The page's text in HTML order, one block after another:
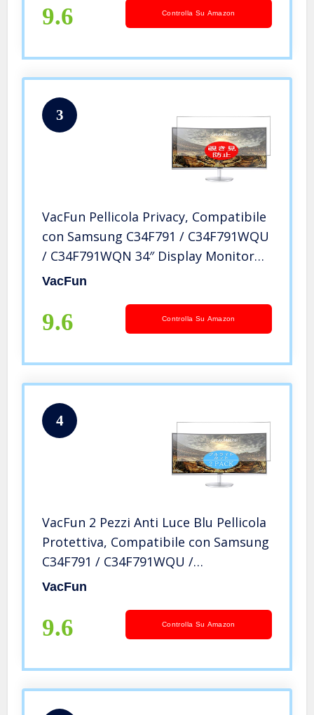
NuovaVersione
9.6 Controlla Su Amazon
3
VacFun Pellicola Privacy, Compatibile
con Samsung C34F791 / C34F791WQU
/ C34F791WQN 34″ Display Monitor
(Non Vetro Temperato) Protezioni
VacFun
9.6 Controlla Su Amazon
4
VacFun 2 Pezzi Anti Luce Blu Pellicola
Protettiva, Compatibile con Samsung
C34F791 / C34F791WQU /
C34F791WQN 34″ Display Monitor
Schermo Cover Custodia
VacFun
9.6 Controlla Su Amazon